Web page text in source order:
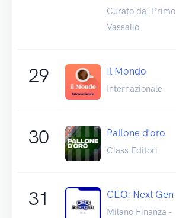
Curato da: Primo
Vassallo
29 Il Mondo
Internazionale
30 Pallone d'oro
Class Editori
31 CEO: Next Gen
Milano Finanza -